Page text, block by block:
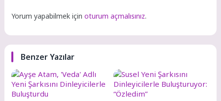
Yorum yapabilmek içinoturum açmalısınız.
Benzer Yazılar